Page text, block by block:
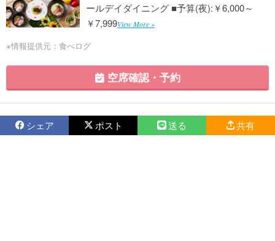
ールデイダイニング ■予算(夜):￥6,000～
￥7,999View More »
※情報提供元：食べログ
空席確認・予約
シェア ポスト 送る 共有